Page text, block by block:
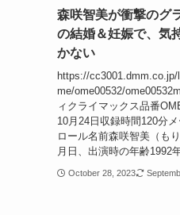
森咲智美が衝撃のグ
の結婚＆妊娠で、気
かない
https://
me/ome00532/
ィクライマックス品番
10月24日収録時間120分
ロール名前森咲智美（も
月日、出演時の年齢1992
October 28, 2023